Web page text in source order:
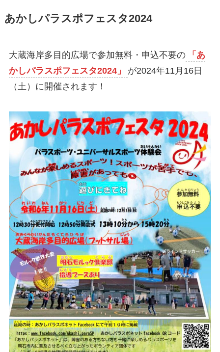
あかしパラスポフェスタ2024
大蔵海岸多目的広場で参加無料・申込不要の
「あ
かしパラスポフェスタ2024」
が2024年11月16日
（土）に開催されます！